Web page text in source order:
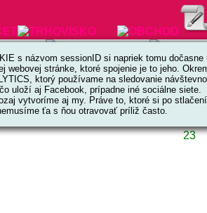
s názvom sessionID si napriek tomu
webovej stránke, ktoré spojenie je to jeho.
ktorý používame na sledovanie
uloží aj Facebook, prípadne iné sociálne siete.
vytvoríme aj my. Práve to, ktoré si po
ťa s ňou otravovať príliž často.
dcéra používala angličtinu v
23